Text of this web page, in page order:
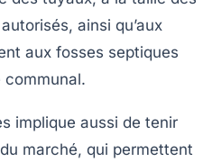
ainsi qu’aux
aux fosses septiques
implique aussi de tenir
marché, qui permettent